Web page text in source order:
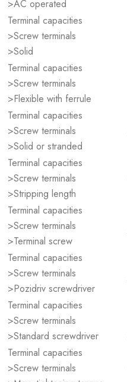
>AC operated
Terminal capacities
>Screw terminals
>Solid
Terminal capacities
>Screw terminals
>Flexible with ferrule
Terminal capacities
>Screw terminals
>Solid or stranded
Terminal capacities
>Screw terminals
>Stripping length
Terminal capacities
>Screw terminals
>Terminal screw
Terminal capacities
>Screw terminals
>Pozidriv screwdriver
Terminal capacities
>Screw terminals
>Standard screwdriver
Terminal capacities
>Screw terminals